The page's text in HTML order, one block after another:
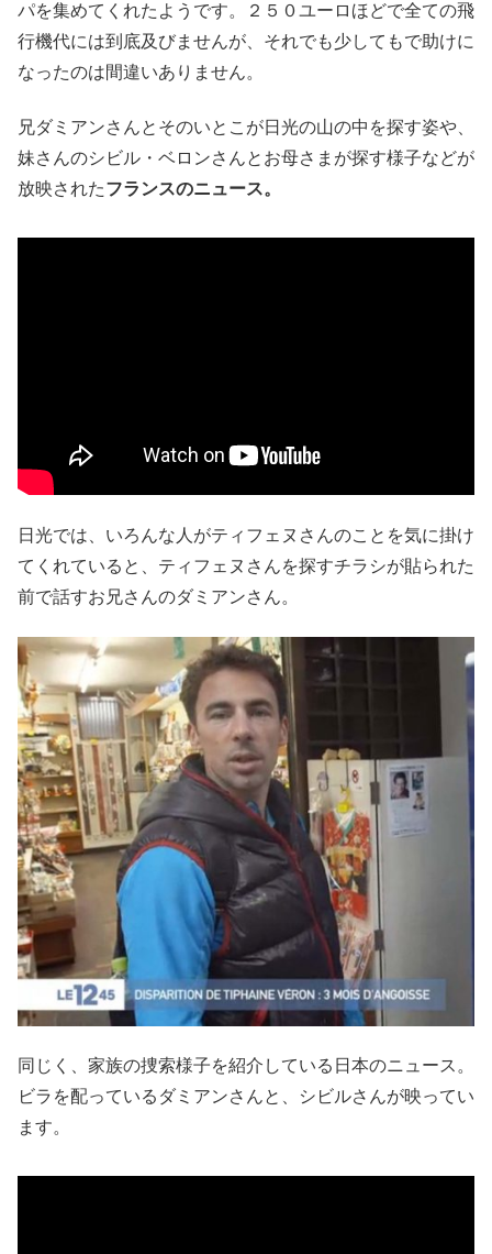
パを集めてくれたようです。２５０ユーロほどで全ての飛
行機代には到底及びませんが、それでも少してもで助けに
なったのは間違いありません。
兄ダミアンさんとそのいとこが日光の山の中を探す姿や、
妹さんのシビル・ベロンさんとお母さまが探す様子などが
放映されたフランスのニュース。
日光では、いろんな人がティフェヌさんのことを気に掛け
てくれていると、ティフェヌさんを探すチラシが貼られた
前で話すお兄さんのダミアンさん。
同じく、家族の捜索様子を紹介している日本のニュース。
ビラを配っているダミアンさんと、シビルさんが映ってい
ます。